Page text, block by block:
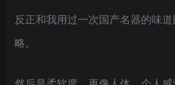
反正和我用过一次国产名器的味
略。